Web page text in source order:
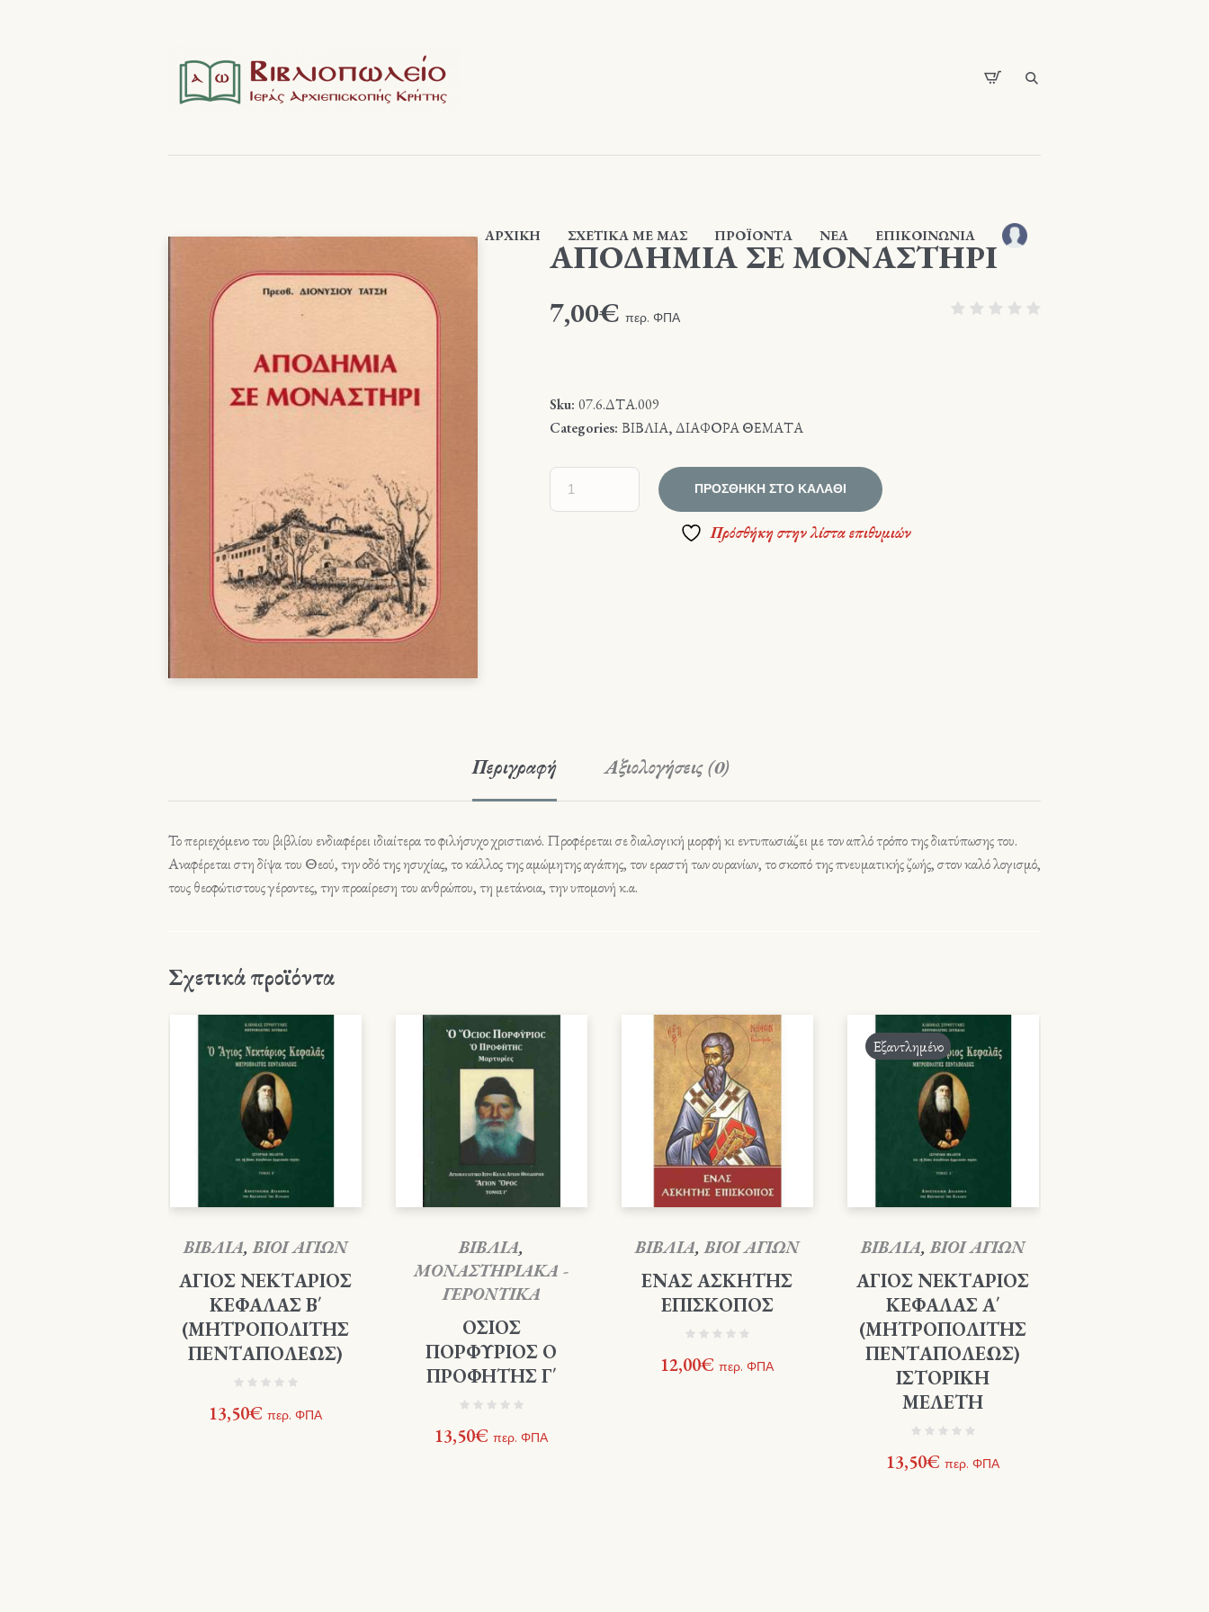
ΑΡΧΙΚΉ ΣΧΕΤΙΚΆ ΜΕ ΜΑΣ ΠΡΟΪΟΝΤΑ ΝΕΑ ΕΠΙΚΟΙΝΩΝΙΑ
ΑΠΟΔΗΜΙΑ ΣΕ ΜΟΝΑΣΤΗΡΙ
7,00€ περ. ΦΠΑ
Sku:07.6.ΔΤΑ.009
Categories:ΒΙΒΛΙΑ,ΔΙΑΦΟΡΑ ΘΕΜΑΤΑ
ΠΡΟΣΘΉΚΗ ΣΤΟ ΚΑΛΆΘΙ
Πρόσθήκη στην λίστα επιθυμιών
Περιγραφή Αξιολογήσεις (0)
Το περιεχόμενο του βιβλίου ενδιαφέρει ιδιαίτερα το φιλήσυχο χριστιανό. Προφέρεται σε διαλογική μορφή κι εντυπωσιάζει με τον απλό τρόπο της διατύπωσης του.
Αναφέρεται στη δίψα του Θεού, την οδό της ησυχίας, το κάλλος της αμώμητης αγάπης, τον εραστή των ουρανίων, το σκοπό της πνευματικής ζωής, στον καλό λογισμό,
τους θεοφώτιστους γέροντες, την προαίρεση του ανθρώπου, τη μετάνοια, την υπομονή κ.α.
Σχετικά προϊόντα
ΒΙΒΛΙΑ,ΒΙΟΙ ΑΓΙΩΝ
ΑΓΙΟΣ ΝΕΚΤΑΡΙΟΣ
ΚΕΦΑΛΑΣ Β΄
(ΜΗΤΡΟΠΟΛΙΤΗΣ
ΠΕΝΤΑΠΟΛΕΩΣ)
13,50€ περ. ΦΠΑ
ΒΙΒΛΙΑ,
ΜΟΝΑΣΤΗΡΙΑΚΑ -
ΓΕΡΟΝΤΙΚΑ
ΟΣΙΟΣ
ΠΟΡΦΥΡΙΟΣ Ο
ΠΡΟΦΗΤΗΣ Γ΄
13,50€ περ. ΦΠΑ
ΒΙΒΛΙΑ,ΒΙΟΙ ΑΓΙΩΝ
ΕΝΑΣ ΑΣΚΗΤΗΣ
ΕΠΙΣΚΟΠΟΣ
12,00€ περ. ΦΠΑ
Εξαντλημένο
ΒΙΒΛΙΑ,ΒΙΟΙ ΑΓΙΩΝ
ΑΓΙΟΣ ΝΕΚΤΑΡΙΟΣ
ΚΕΦΑΛΑΣ Α΄
(ΜΗΤΡΟΠΟΛΙΤΗΣ
ΠΕΝΤΑΠΟΛΕΩΣ)
ΙΣΤΟΡΙΚΗ
ΜΕΛΕΤΗ
13,50€ περ. ΦΠΑ